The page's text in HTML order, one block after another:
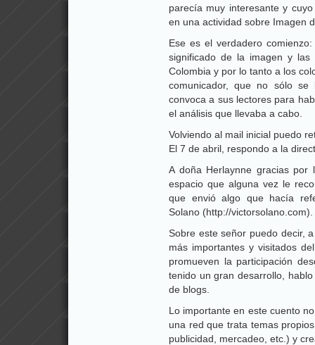
parecía muy interesante y
en una actividad sobre Imagen
Ese es el verdadero
significado de la imagen y las
Colombia y por lo tanto a los
comunicador, que no sólo
convoca a sus lectores para
el análisis que llevaba a cabo.
Volviendo al mail inicial puedo
El 7 de abril, respondo a la
A doña Herlaynne gracias
espacio que alguna vez le
que envió algo que hacía
Solano (http://victorsolano.com).
Sobre este señor puedo decir,
más importantes y visitados
promueven la participación
tenido un gran desarrollo,
de blogs.
Lo importante en este cuento
una red que trata temas
publicidad, mercadeo, etc.) y